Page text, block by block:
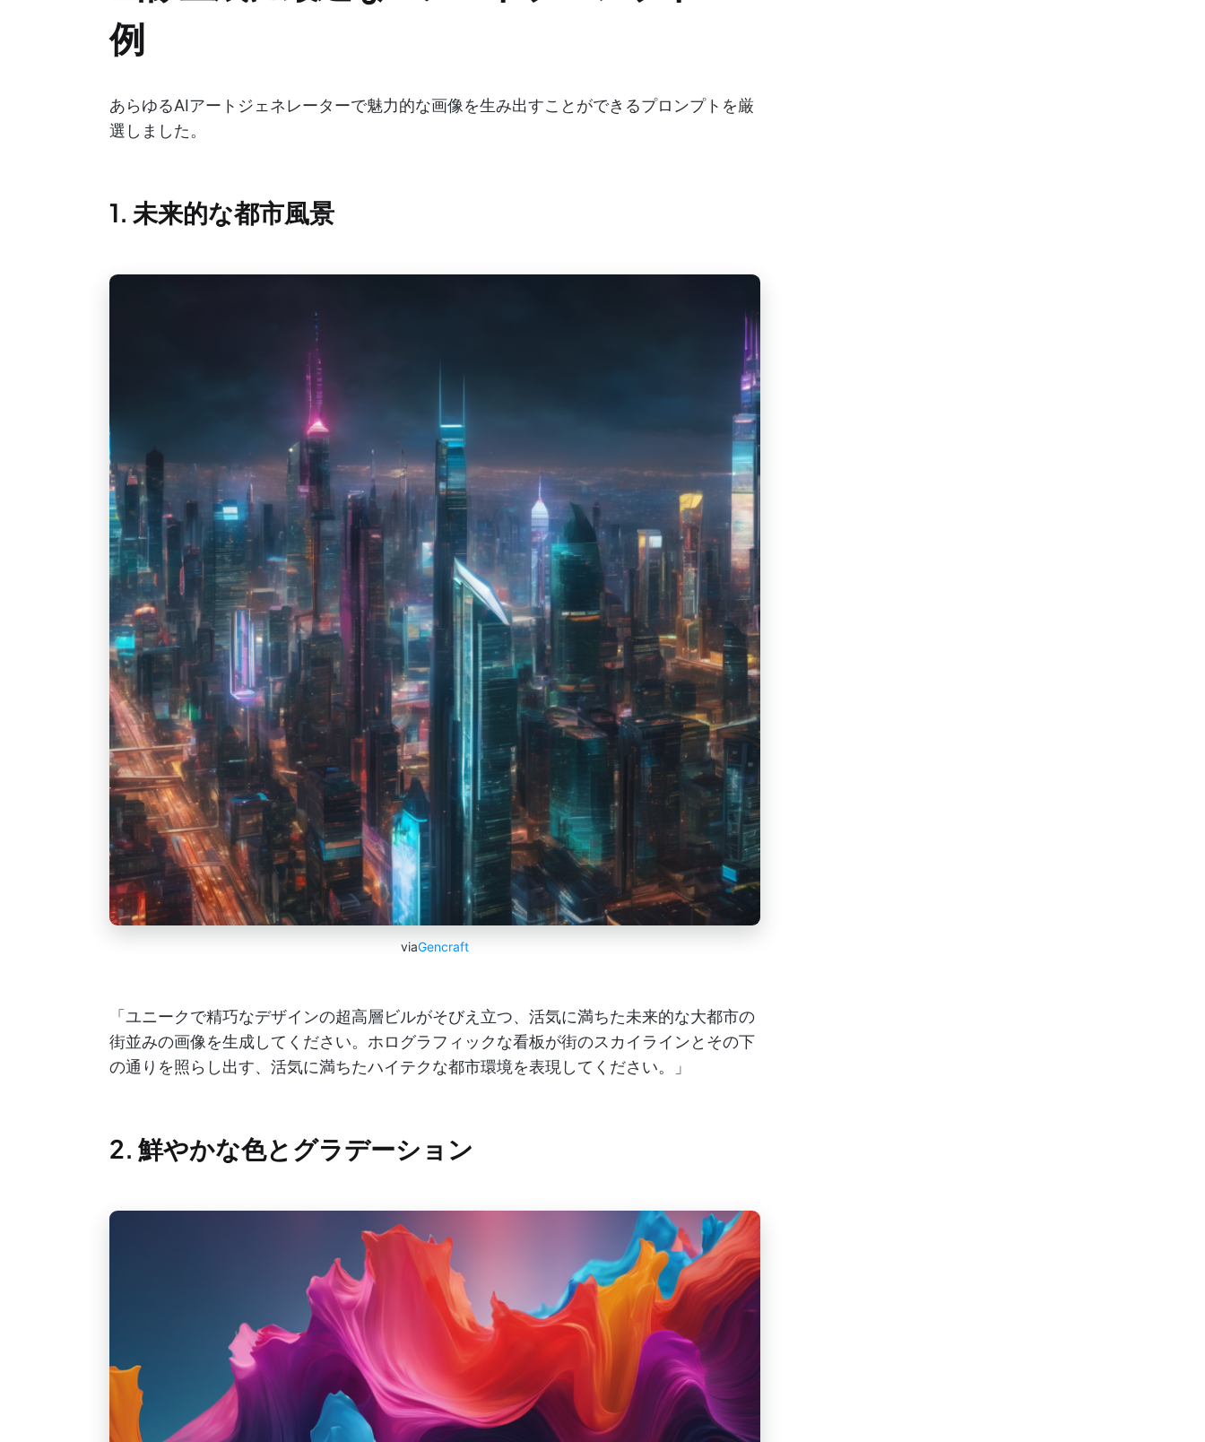
例
あらゆるAIアートジェネレーターで魅力的な画像を生み出すことができるプロンプトを厳
選しました。
1. 未来的な都市風景
viaGencraft
「ユニークで精巧なデザインの超高層ビルがそびえ立つ、活気に満ちた未来的な大都市の
街並みの画像を生成してください。ホログラフィックな看板が街のスカイラインとその下
の通りを照らし出す、活気に満ちたハイテクな都市環境を表現してください。」
2. 鮮やかな色とグラデーション